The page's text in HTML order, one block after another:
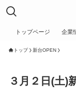
トップページ 企業
トップ 新台OPEN
３月２日(土)